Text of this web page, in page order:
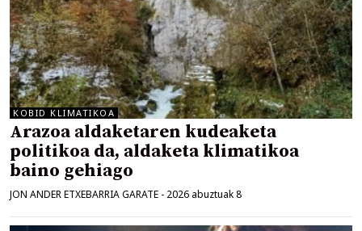
KOBID KLIMATIKOA
Arazoa aldaketaren kudeaketa
politikoa da, aldaketa klimatikoa
baino gehiago
JON ANDER ETXEBARRIA GARATE - 2026 abuztuak 8